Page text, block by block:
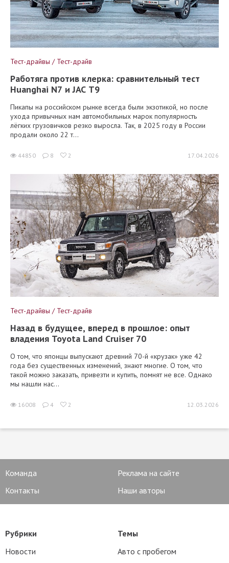
Тест-драйвы / Тест-драйв
Работяга против клерка: сравнительный тест
Huanghai N7 и JAC T9
Пикапы на российском рынке всегда были экзотикой, но после
ухода привычных нам автомобильных марок популярность
лёгких грузовичков резко выросла. Так, в 2025 году в России
продали около 22 т...
44850 8 2 17.04.2026
Тест-драйвы / Тест-драйв
Назад в будущее, вперед в прошлое: опыт
владения Toyota Land Cruiser 70
О том, что японцы выпускают древний 70-й «крузак» уже 42
года без существенных изменений, знают многие. О том, что
такой можно заказать, привезти и купить, помнят не все. Однако
мы нашли нас...
16008 4 2 12.03.2026
Команда
Реклама на сайте
Контакты
Наши авторы
Рубрики
Новости
Темы
Авто с пробегом